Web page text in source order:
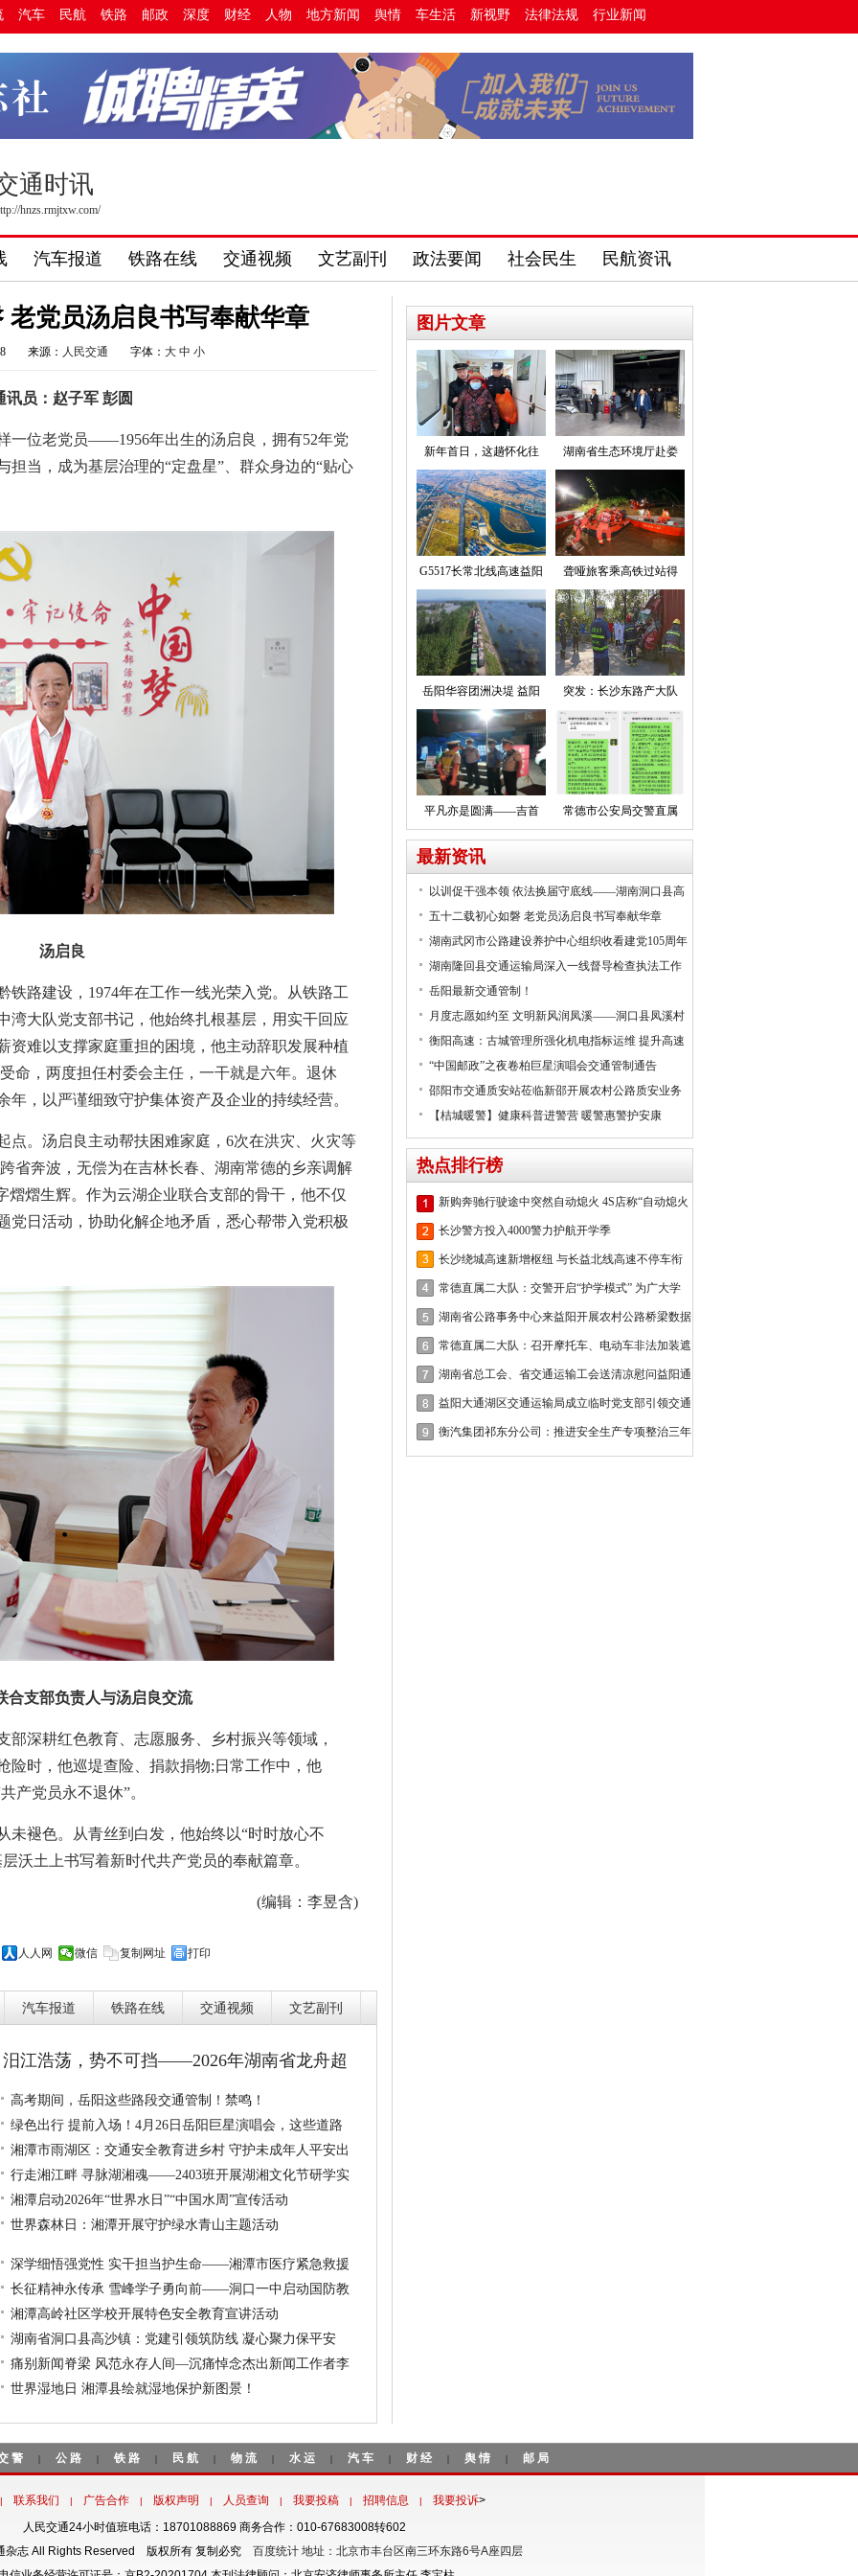
汽车 民航 铁路 邮政 深度 财经 人物 地方新闻 舆情 车生活 新视野 法律法规 行业新闻
通时讯
hnzs.rmjtxw.com/
汽车报道 铁路在线 交通视频 文艺副刊 政法要闻 社会民生 民航资讯
老党员汤启良书写奉献华章
来源： 人民交通 字体： 大 中 小
讯员：赵子军 彭圆
一位老党员——1956年出生的汤启良，拥有52年党
当，成为基层治理的“定盘星”、群众身边的“贴心
汤启良
铁路建设，1974年在工作一线光荣入党。从铁路工
湾大队党支部书记，他始终扎根基层，用实干回应
资难以支撑家庭重担的困境，他主动辞职发展种植
命，两度担任村委会主任，一干就是六年。退休
，以严谨细致守护集体资产及企业的持续经营。
点。汤启良主动帮扶困难家庭，6次在洪灾、火灾等
省奔波，无偿为在吉林长春、湖南常德的乡亲调解
熠熠生辉。作为云湖企业联合支部的骨干，他不仅
党日活动，协助化解企地矛盾，悉心帮带入党积极
合支部负责人与汤启良交流
部深耕红色教育、志愿服务、乡村振兴等领域，
险时，他巡堤查险、捐款捐物;日常工作中，他
产党员永不退休”。
未褪色。从青丝到白发，他始终以“时时放心不
沃土上书写着新时代共产党员的奉献篇章。
(编辑：李昱含)
人人网 微信 复制网址 打印
汽车报道 铁路在线 交通视频 文艺副刊
汨江浩荡，势不可挡——2026年湖南省龙舟超
高考期间，岳阳这些路段交通管制！禁鸣！
绿色出行 提前入场！4月26日岳阳巨星演唱会，这些道路
湘潭市雨湖区：交通安全教育进乡村 守护未成年人平安出
行走湘江畔 寻脉湖湘魂——2403班开展湖湘文化节研学实
湘潭启动2026年“世界水日”“中国水周”宣传活动
世界森林日：湘潭开展守护绿水青山主题活动
深学细悟强党性 实干担当护生命——湘潭市医疗紧急救援
长征精神永传承 雪峰学子勇向前——洞口一中启动国防教
湘潭高岭社区学校开展特色安全教育宣讲活动
湖南省洞口县高沙镇：党建引领筑防线 凝心聚力保平安
痛别新闻脊梁 风范永存人间—沉痛悼念杰出新闻工作者李
世界湿地日 湘潭县绘就湿地保护新图景！
图片文章
新年首日，这趟怀化往 湖南省生态环境厅赴娄
G5517长常北线高速益阳 聋哑旅客乘高铁过站得
岳阳华容团洲决堤 益阳 突发：长沙东路产大队
平凡亦是圆满——吉首 常德市公安局交警直属
最新资讯
以训促干强本领 依法换届守底线——湖南洞口县高
五十二载初心如磐 老党员汤启良书写奉献华章
湖南武冈市公路建设养护中心组织收看建党105周年
湖南隆回县交通运输局深入一线督导检查执法工作
岳阳最新交通管制！
月度志愿如约至 文明新风润凤溪——洞口县凤溪村
衡阳高速：古城管理所强化机电指标运维 提升高速
“中国邮政”之夜卷柏巨星演唱会交通管制通告
邵阳市交通质安站莅临新邵开展农村公路质安业务
【桔城暖警】健康科普进警营 暖警惠警护安康
热点排行榜
新购奔驰行驶途中突然自动熄火 4S店称“自动熄火
长沙警方投入4000警力护航开学季
长沙绕城高速新增枢纽 与长益北线高速不停车衔
接
常德直属二大队：交警开启“护学模式” 为广大学
湖南省公路事务中心来益阳开展农村公路桥梁数据
常德直属二大队：召开摩托车、电动车非法加装遮
湖南省总工会、省交通运输工会送清凉慰问益阳通
益阳大通湖区交通运输局成立临时党支部引领交通
衡汽集团祁东分公司：推进安全生产专项整治三年
警 | 公路 | 铁路 | 民航 | 物流 | 水运 | 汽车 | 财经 | 舆情 | 邮局
| 联系我们 | 广告合作 | 版权声明 | 人员查询 | 我要投稿 | 招聘信息 | 我要投诉>
人民交通24小时值班电话：18701088869 商务合作：010-67683008转602
杂志 All Rights Reserved 版权所有 复制必究 百度统计 地址：北京市丰台区南三环东路6号A座四层